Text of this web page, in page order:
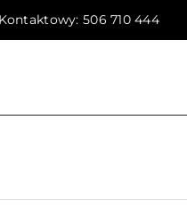
506 710 444